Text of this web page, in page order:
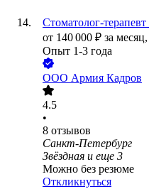
Стоматолог-
от 140 000 ₽ за месяц,
Опыт 1-3 года
ООО Армия Кадров
4.5
•
8 отзывов
Санкт-Петербург
Звёздная и еще 3
Можно без резюме
Откликнуться